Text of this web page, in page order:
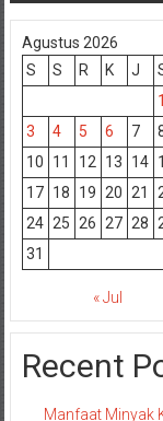
Agustus 2026
S
S R K J
1
3
4 5 6 7
10
11 12 13 14
17 18 19 20 21
24 25 26 27 28
31
« Jul
Recent
Manfaat Minyak